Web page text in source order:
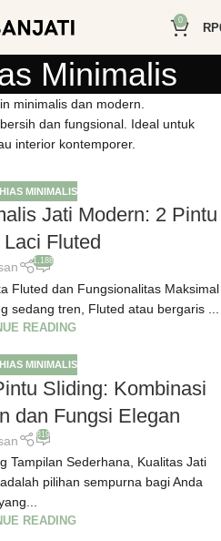
0
RP
Minimalis
minimalis dan modern.
dan fungsional. Ideal untuk
interior kontemporer.
MINIMALIS
Jati Modern: 2 Pintu
Fluted
1,188
Fluted dan Fungsionalitas Maksimal
sedang tren, Fluted atau bergaris ...
READING
MINIMALIS
Sliding: Kombinasi
dan Fungsi Elegan
819
Tampilan Sederhana, Kualitas Jati
pilihan sempurna bagi Anda
READING